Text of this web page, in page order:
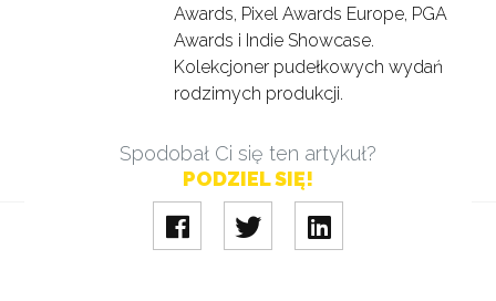
Awards, Pixel Awards Europe, PGA
Awards i Indie Showcase.
Kolekcjoner pudełkowych wydań
rodzimych produkcji.
Spodobał Ci się ten artykuł?
PODZIEL SIĘ!